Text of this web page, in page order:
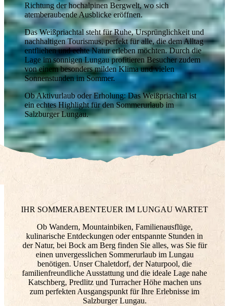
Richtung der hochalpinen Bergwelt, wo sich
atemberaubende Ausblicke eröffnen.
Das Weißpriachtal steht für Ruhe, Ursprünglichkeit und
nachhaltigen Tourismus, perfekt für alle, die dem Alltag
entfliehen und echte Natur erleben möchten. Durch die
Lage im sonnigen Lungau profitieren Besucher zudem
von einem besonders milden Klima und vielen
Sonnenstunden im Sommer.
Ob Aktivurlaub oder Erholung: Das Weißpriachtal ist
ein echtes Highlight für den Sommerurlaub im
Salzburger Lungau.
IHR SOMMERABENTEUER IM LUNGAU WARTET
Ob Wandern, Mountainbiken, Familienausflüge,
kulinarische Entdeckungen oder entspannte Stunden in
der Natur, bei Bock am Berg finden Sie alles, was Sie für
einen unvergesslichen Sommerurlaub im Lungau
benötigen. Unser Chaletdorf, der Naturpool, die
familienfreundliche Ausstattung und die ideale Lage nahe
Katschberg, Predlitz und Turracher Höhe machen uns
zum perfekten Ausgangspunkt für Ihre Erlebnisse im
Salzburger Lungau.